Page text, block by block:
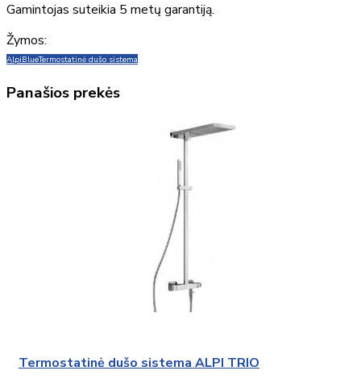
Gamintojas suteikia 5 metų garantiją.
Žymos:
AlpiBlueTermostatinė dušo sistema
Panašios prekės
Termostatinė dušo sistema ALPI TRIO